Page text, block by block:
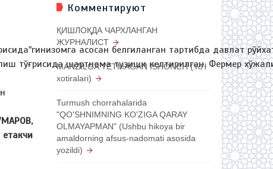
асосан белгиланган тартибда давлат
тўғрисида шартнома тузиши келтирилган. Фермер
Комментируют
ҚИШЛОҚДА ЧАРХЛАНГАН
ЖУРНАЛИСТ
MANZILGA YETMAGAN ISHONCH (Yo'l
xotiralari)
Turmush chorrahalarida
"QO'SHNIMNING KO'ZIGA QARAY
OLMAYAPMAN" (Ushbu hikoya bir
amaldorning afsus-nadomati asosida
yozildi)